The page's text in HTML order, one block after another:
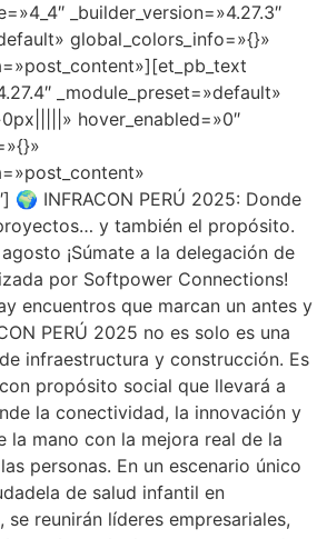
_builder_version=»4.27.3″
global_colors_info=»{}»
_module_preset=»default»
hover_enabled=»0″
🌍 INFRACON PERÚ 2025: Donde
y también el propósito.
¡Súmate a la delegación de
por Softpower Connections!
encuentros que marcan un antes y
PERÚ 2025 no es solo es una
infraestructura y construcción. Es
propósito social que llevará a
la conectividad, la innovación y
la mano con la mejora real de la
personas. En un escenario único
de salud infantil en
se reunirán líderes empresariales,